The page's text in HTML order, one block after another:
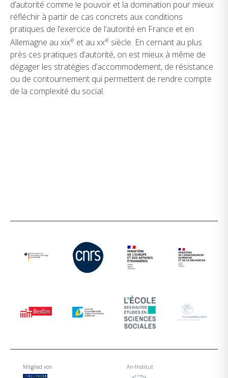
d’autorité comme le pouvoir et la domination pour mieux
réfléchir à partir de cas concrets aux conditions
pratiques de l’exercice de l’autorité en France et en
Allemagne au xixe et au xxe siècle. En cernant au plus
près ces pratiques d’autorité, on est mieux à même de
dégager les stratégies d’accommodement, de résistance
ou de contournement qui permettent de rendre compte
de la complexité du social.
Mitglied von An-Institut